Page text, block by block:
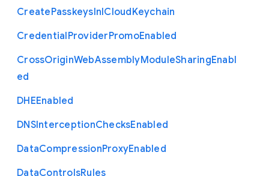
CreatePasskeysInICloudKeychain
CredentialProviderPromoEnabled
CrossOriginWebAssemblyModuleSharingEnabl
ed
DHEEnabled
DNSInterceptionChecksEnabled
DataCompressionProxyEnabled
DataControlsRules